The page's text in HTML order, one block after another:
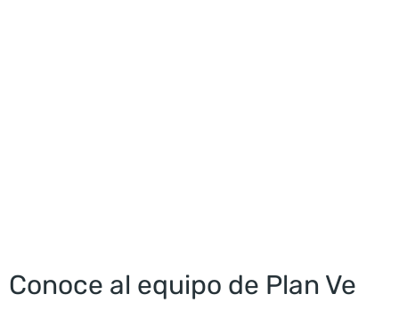
Conoce al equipo de Plan Ve